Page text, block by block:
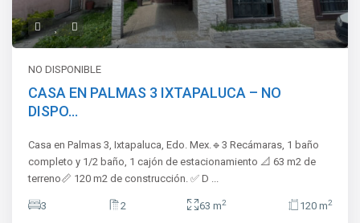
NO DISPONIBLE
CASA EN PALMAS 3 IXTAPALUCA – NO
DISPO...
Casa en Palmas 3, Ixtapaluca, Edo. Mex.🔹3 Recámaras, 1 baño
completo y 1/2 baño, 1 cajón de estacionamiento 📐 63 m2 de
terreno📏 120 m2 de construcción. ✅ D ...
3 2 63 m2 120 m2